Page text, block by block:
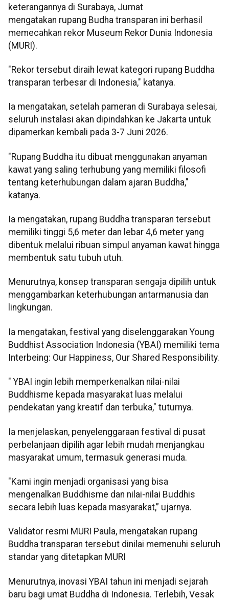
keterangannya di Surabaya, Jumat
mengatakan rupang Budha transparan ini berhasil
memecahkan rekor Museum Rekor Dunia Indonesia
(MURI).
"Rekor tersebut diraih lewat kategori rupang Buddha
transparan terbesar di Indonesia," katanya.
Ia mengatakan, setelah pameran di Surabaya selesai,
seluruh instalasi akan dipindahkan ke Jakarta untuk
dipamerkan kembali pada 3-7 Juni 2026.
"Rupang Buddha itu dibuat menggunakan anyaman
kawat yang saling terhubung yang memiliki filosofi
tentang keterhubungan dalam ajaran Buddha,"
katanya.
Ia mengatakan, rupang Buddha transparan tersebut
memiliki tinggi 5,6 meter dan lebar 4,6 meter yang
dibentuk melalui ribuan simpul anyaman kawat hingga
membentuk satu tubuh utuh.
Menurutnya, konsep transparan sengaja dipilih untuk
menggambarkan keterhubungan antarmanusia dan
lingkungan.
Ia mengatakan, festival yang diselenggarakan Young
Buddhist Association Indonesia (YBAI) memiliki tema
Interbeing: Our Happiness, Our Shared Responsibility.
" YBAI ingin lebih memperkenalkan nilai-nilai
Buddhisme kepada masyarakat luas melalui
pendekatan yang kreatif dan terbuka," tuturnya.
Ia menjelaskan, penyelenggaraan festival di pusat
perbelanjaan dipilih agar lebih mudah menjangkau
masyarakat umum, termasuk generasi muda.
"Kami ingin menjadi organisasi yang bisa
mengenalkan Buddhisme dan nilai-nilai Buddhis
secara lebih luas kepada masyarakat,” ujarnya.
Validator resmi MURI Paula, mengatakan rupang
Buddha transparan tersebut dinilai memenuhi seluruh
standar yang ditetapkan MURI
Menurutnya, inovasi YBAI tahun ini menjadi sejarah
baru bagi umat Buddha di Indonesia. Terlebih, Vesak